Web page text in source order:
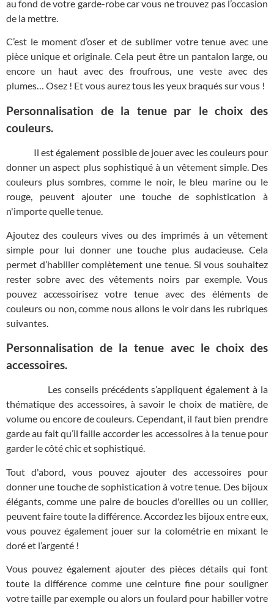
au fond de votre garde-robe car vous ne trouvez pas l’occasion
de la mettre.
C’est le moment d’oser et de sublimer votre tenue avec une
pièce unique et originale. Cela peut être un pantalon large, ou
encore un haut avec des froufrous, une veste avec des
plumes… Osez ! Et vous aurez tous les yeux braqués sur vous !
Personnalisation de la tenue par le choix des
couleurs.
Il est également possible de jouer avec les couleurs pour
donner un aspect plus sophistiqué à un vêtement simple. Des
couleurs plus sombres, comme le noir, le bleu marine ou le
rouge, peuvent ajouter une touche de sophistication à
n'importe quelle tenue.
Ajoutez des couleurs vives ou des imprimés à un vêtement
simple pour lui donner une touche plus audacieuse. Cela
permet d’habiller complètement une tenue. Si vous souhaitez
rester sobre avec des vêtements noirs par exemple. Vous
pouvez accessoirisez votre tenue avec des éléments de
couleurs ou non, comme nous allons le voir dans les rubriques
suivantes.
Personnalisation de la tenue avec le choix des
accessoires.
Les conseils précédents s’appliquent également à la
thématique des accessoires, à savoir le choix de matière, de
volume ou encore de couleurs. Cependant, il faut bien prendre
garde au fait qu’il faille accorder les accessoires à la tenue pour
garder le côté chic et sophistiqué.
Tout d'abord, vous pouvez ajouter des accessoires pour
donner une touche de sophistication à votre tenue. Des bijoux
élégants, comme une paire de boucles d'oreilles ou un collier,
peuvent faire toute la différence. Accordez les bijoux entre eux,
vous pouvez également jouer sur la colométrie en mixant le
doré et l’argenté !
Vous pouvez également ajouter des pièces détails qui font
toute la différence comme une ceinture fine pour souligner
votre taille par exemple ou alors un foulard pour habiller votre